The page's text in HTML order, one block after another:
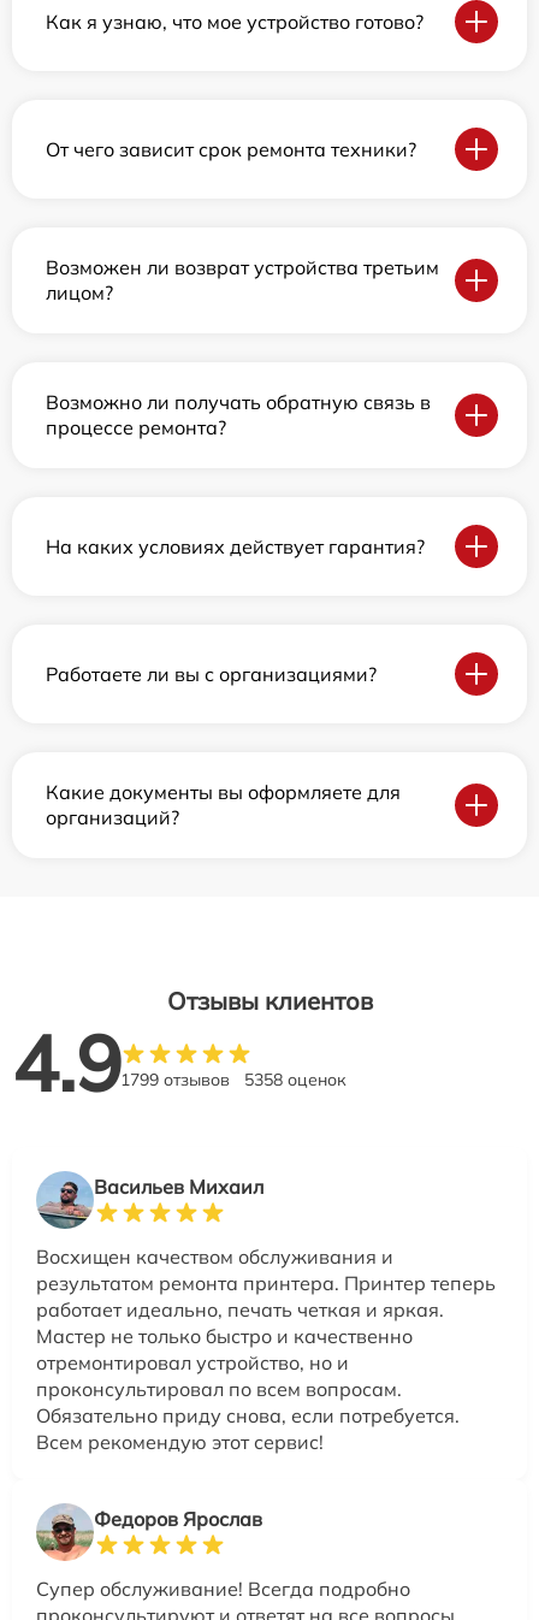
Как я узнаю, что мое устройство готово?
От чего зависит срок ремонта техники?
Возможен ли возврат устройства третьим
лицом?
Возможно ли получать обратную связь в
процессе ремонта?
На каких условиях действует гарантия?
Работаете ли вы с организациями?
Какие документы вы оформляете для
организаций?
Отзывы клиентов
4.91799 отзывов 5358 оценок
Васильев Михаил
Восхищен качеством обслуживания и
результатом ремонта принтера. Принтер теперь
работает идеально, печать четкая и яркая.
Мастер не только быстро и качественно
отремонтировал устройство, но и
проконсультировал по всем вопросам.
Обязательно приду снова, если потребуется.
Всем рекомендую этот сервис!
Федоров Ярослав
Супер обслуживание! Всегда подробно